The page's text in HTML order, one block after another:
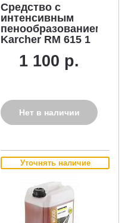
Средство с
интенсивным
пенообразованием
Karcher RM 615 1
1 100 р.
Нет в наличии
Уточнять наличие